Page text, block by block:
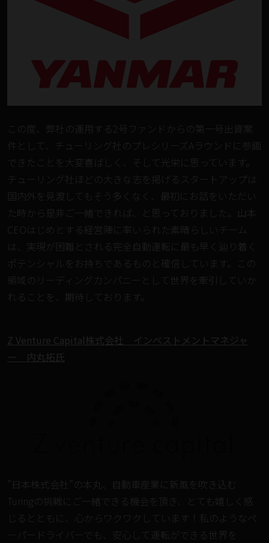
この度、弊社の運用する2号ファンドからの第一号出資案
件として、チューリング社のプレシリーズAラウンドに参画
できたことを大変喜ばしく、そして光栄に思っています。
チューリング社ほどの大きな志を掲げるスタートアップは
国内外を見渡してもそう多くなく、最初にお話をいただい
た時から是非ご一緒できれば、と思っておりました。山本
CEOはじめとする経営陣に率いられた素晴らしいチーム
は、実現が困難とされる完全自動運転に最も早く辿り着く
ポテンシャルをお持ちであるものと確信しています。この
領域のリーディングカンパニーとして世界を牽引していか
れることを、期待しております。
Z Venture Capital株式会社 インベストメントマネジャ
ー 内丸拓氏
”日本株式会社”の本丸、自動車産業に新風を吹き込む
Turingの挑戦にご一緒できる機会を頂き、とても嬉しく感
じるとともに、心からワクワクしています！私のようなペ
ーパードライバーでも、安心して運転ができる世界を